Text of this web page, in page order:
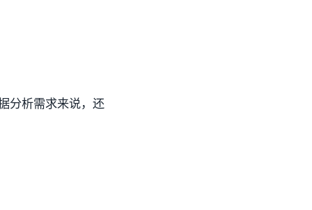
分析需求来说，还